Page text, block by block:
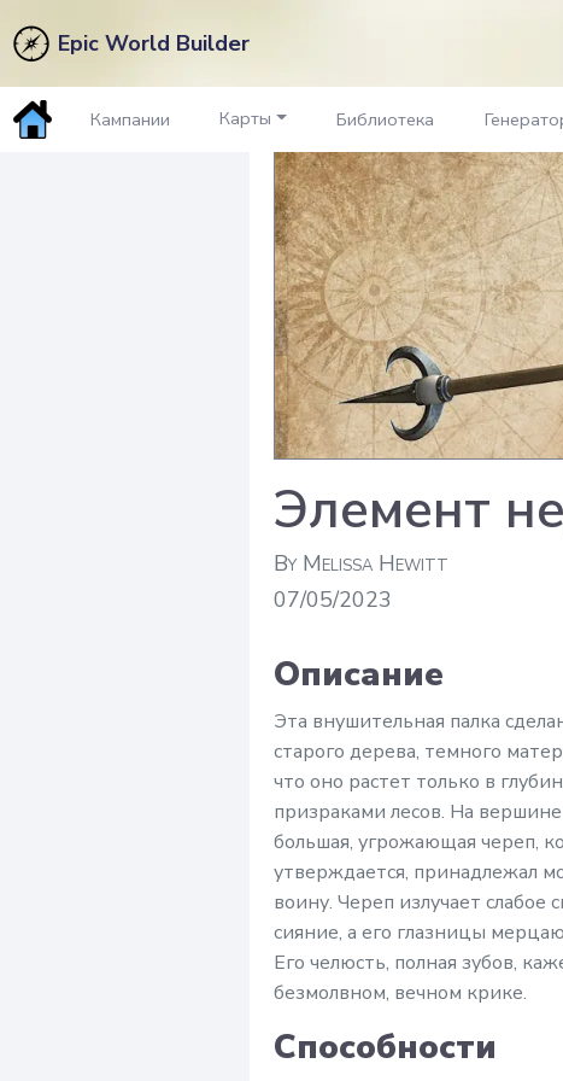
Epic World Builder
Кампании Карты Библиотека
Элемент
By Melissa Hewitt
07/05/2023
Описание
Эта внушительная палка
старого дерева, темного
что оно растет только в
призраками лесов. На
большая, угрожающая череп,
утверждается, принадлежал
воину. Череп излучает слабое
сияние, а его глазницы
Его челюсть, полная зубов,
безмолвном, вечном крике.
Способности